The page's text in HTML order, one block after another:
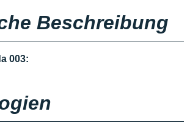
Beschreibung
003: